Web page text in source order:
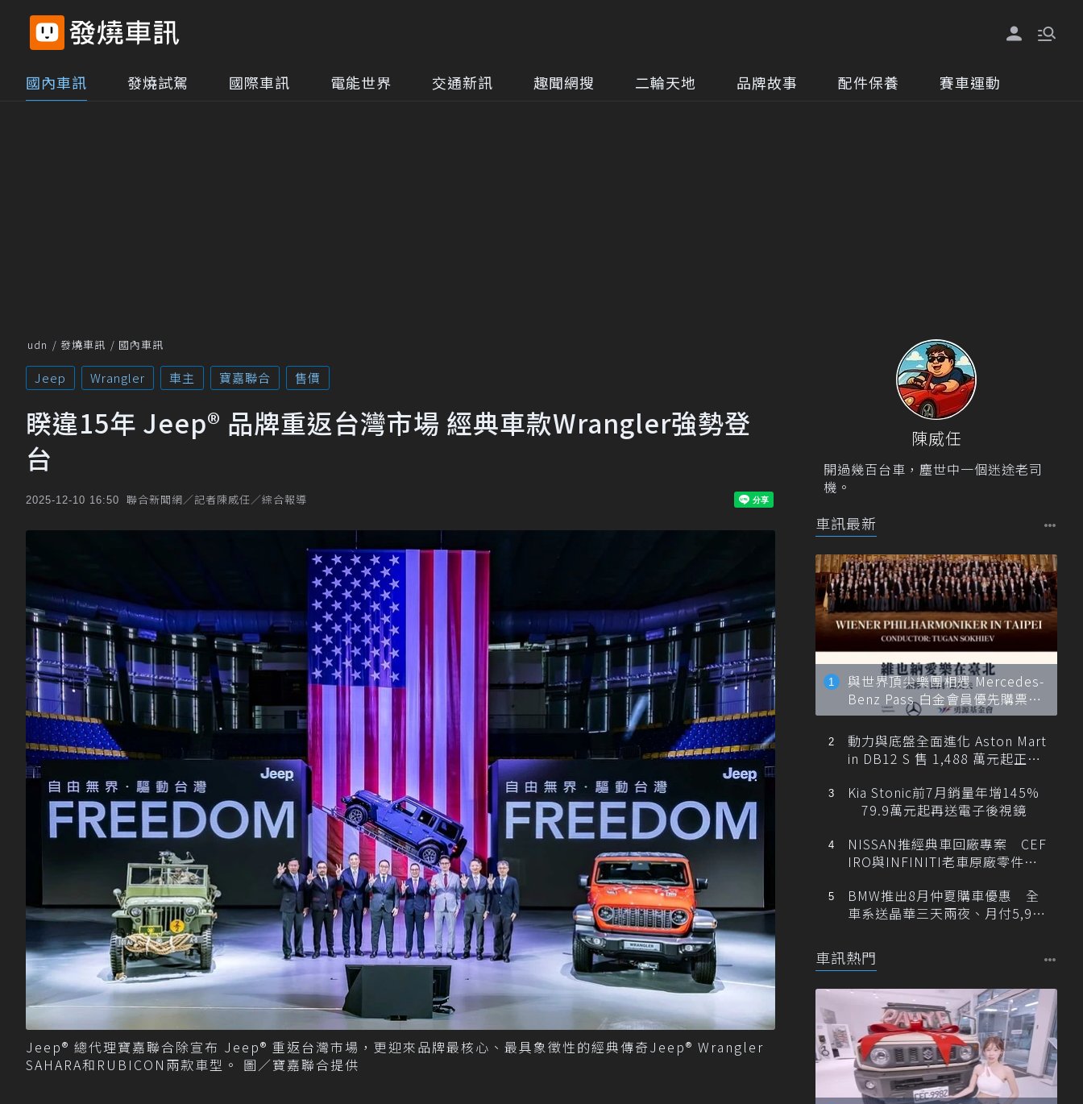
國內車訊 發燒試駕 國際車訊 電能世界 交通新訊 趣聞網搜 二輪天地 品牌故事 配件保養 賽車運動
udn 發燒車訊 國內車訊
Jeep Wrangler 車主 寶嘉聯合 售價
睽違15年 Jeep® 品牌重返台灣市場 經典車款Wrangler強勢登
台
2025-12-10 16:50 聯合新聞網／記者陳威任／綜合報導
Jeep® 總代理寶嘉聯合除宣布 Jeep® 重返台灣市場，更迎來品牌最核心、最具象徵性的經典傳奇Jeep® Wrangler
SAHARA和RUBICON兩款車型。 圖／寶嘉聯合提供
陳威任
開過幾百台車，塵世中一個迷途老司
機。
車訊最新
與世界頂尖樂團相遇 Mercedes-
Benz Pass 白金會員優先購票維
也納愛樂
動力與底盤全面進化 Aston Mart
in DB12 S 售 1,488 萬元起正式
Kia Stonic前7月銷量年增145%
79.9萬元起再送電子後視鏡
NISSAN推經典車回廠專案 CEF
IRO與INFINITI老車原廠零件最
BMW推出8月仲夏購車優惠 全
車系送晶華三天兩夜、月付5,900
車訊熱門